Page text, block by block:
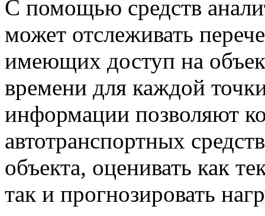
С помощью средств
может отслеживать
имеющих доступ на
времени для каждой
информации позволяют
автотранспортных
объекта, оценивать как
так и прогнозировать